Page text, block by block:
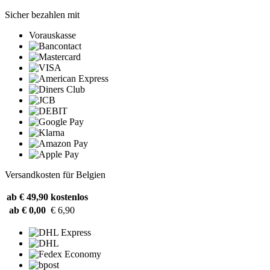
Sicher bezahlen mit
Vorauskasse
Versandkosten für Belgien
ab € 49,90 kostenlos
ab € 0,00 € 6,90